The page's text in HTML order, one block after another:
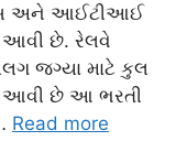
અને આઈટીઆઈ
આવી છે. રેલવે
જગ્યા માટે કુલ
આવી છે આ ભરતી
Read more